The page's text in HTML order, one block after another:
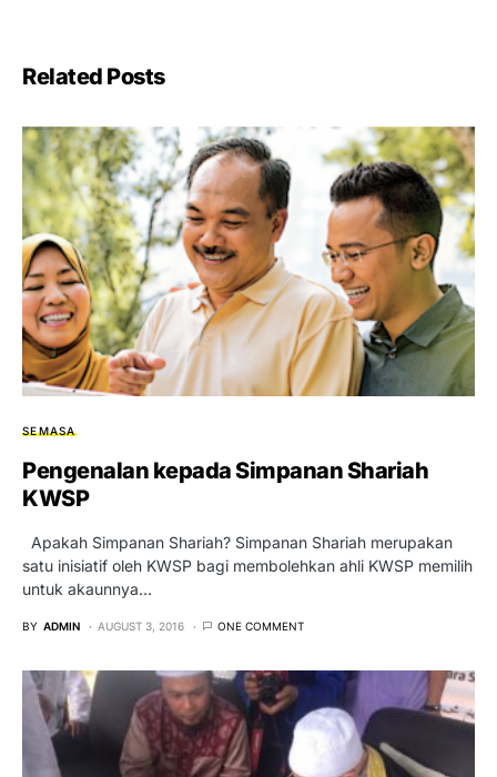
Related Posts
SEMASA
Pengenalan kepada Simpanan Shariah
KWSP
Apakah Simpanan Shariah? Simpanan Shariah merupakan
satu inisiatif oleh KWSP bagi membolehkan ahli KWSP memilih
untuk akaunnya…
BY ADMIN AUGUST 3, 2016 ONE COMMENT